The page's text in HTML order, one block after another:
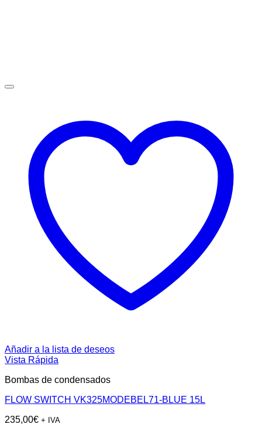
Añadir a la lista de deseos
Vista Rápida
Bombas de condensados
FLOW SWITCH VK325MODEBEL71‐BLUE 15L
235,00€ + IVA